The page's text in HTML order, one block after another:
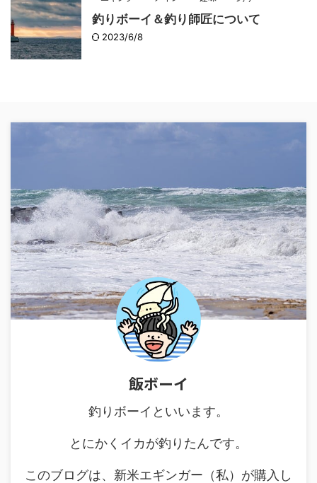
釣りボーイ＆釣り師匠について
2023/6/8
飯ボーイ
釣りボーイといいます。
とにかくイカが釣りたんです。
このブログは、新米エギンガー（私）が購入し